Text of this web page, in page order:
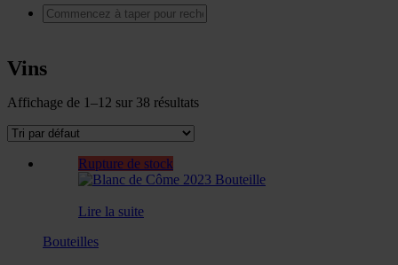
Vins
Affichage de 1–12 sur 38 résultats
Rupture de stock
Lire la suite
Bouteilles